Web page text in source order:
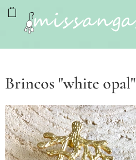
Brincos "white opal"